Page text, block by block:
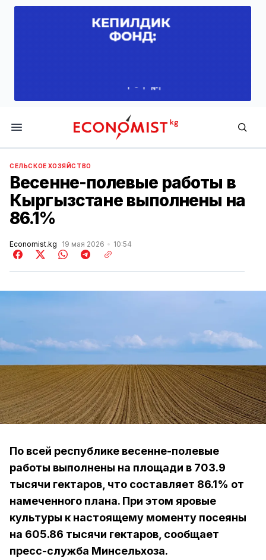
Economist.kg
СЕЛЬСКОЕ ХОЗЯЙСТВО
Весенне-полевые работы в
Кыргызстане выполнены на
86.1%
Economist.kg 19 мая 2026 10:54
По всей республике весенне-полевые
работы выполнены на площади в 703.9
тысячи гектаров, что составляет 86.1% от
намеченного плана. При этом яровые
культуры к настоящему моменту посеяны
на 605.86 тысячи гектаров, сообщает
пресс-служба Минсельхоза.